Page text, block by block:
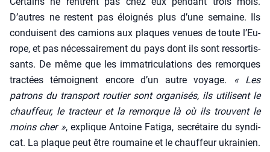
D’autres ne res­tent pas éloi­gnés plus d’une semaine. Ils
conduisent des camions aux plaques venues de toute l’Eu­
rope, et pas néces­sai­re­ment du pays dont ils sont res­sor­tis­
sants. De même que les imma­tri­cu­la­tions des remorques
trac­tées témoignent encore d’un autre voyage.
« Les
patrons du trans­port rou­tier sont orga­ni­sés, ils uti­lisent le
chauf­feur, le trac­teur et la remorque là où ils trouvent le
moins cher », explique Antoine Fati­ga, secré­taire du syn­di­
cat. La plaque peut être rou­maine et le chauf­feur ukrai­nien.